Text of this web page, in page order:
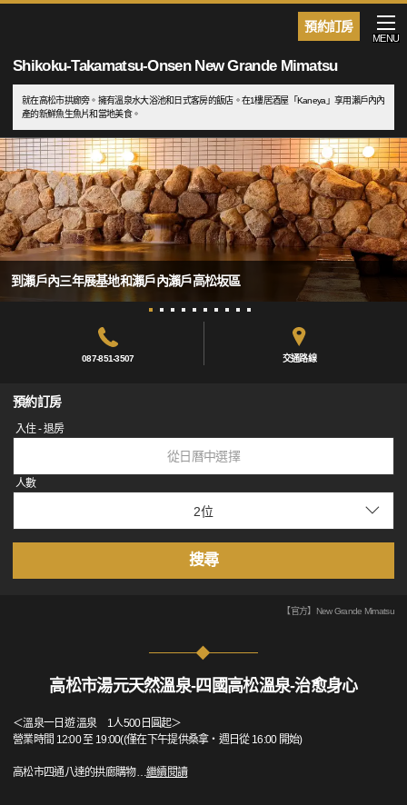
預約訂房
Shikoku-Takamatsu-Onsen New Grande Mimatsu
MENU
就在高松市拱廊旁。擁有溫泉水大浴池和日式客房的飯店。在1樓居酒屋「Kaneya」享用瀨戶內內
產的新鮮魚生魚片和當地美食。
到瀨戶內三年展基地和瀨戶內瀨戶高松坂區
087-851-3507 交通路線
預約訂房
入住 - 退房
從日曆中選擇
人數
搜尋
【官方】New Grande Mimatsu
高松市湯元天然溫泉-四國高松溫泉-治愈身心
＜溫泉一日遊 溫泉 1人500日圓起＞
營業時間 12:00 至 19:00((僅在下午提供桑拿・週日從 16:00 開始)
高松市四通八達的拱廊購物…繼續閱讀